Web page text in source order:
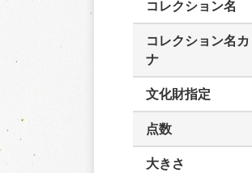
コレクション名
コレクション名カ
ナ
文化財指定
点数
大きさ